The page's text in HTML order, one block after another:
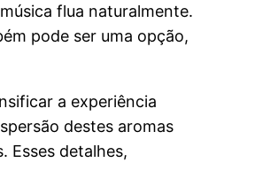
flua naturalmente.
pode ser uma opção,
a experiência
destes aromas
Esses detalhes,